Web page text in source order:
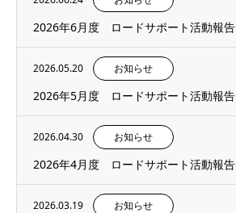
2026年6月度 ロードサポート活動報告
2026.05.20 お知らせ
2026年5月度 ロードサポート活動報告
2026.04.30 お知らせ
2026年4月度 ロードサポート活動報告
2026.03.19 お知らせ